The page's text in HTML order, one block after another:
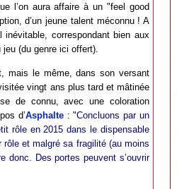
l’on aura affaire à un "feel good
d’un jeune talent méconnu ! A
correspondant bien aux
(du genre ici offert).
mais le même, dans son versant
vingt ans plus tard et mâtinée
de connu, avec une coloration
d’Asphalte: "Concluons par un
rôle en 2015 dans le dispensable
et malgré sa fragilité (au moins
donc. Des portes peuvent s’ouvrir